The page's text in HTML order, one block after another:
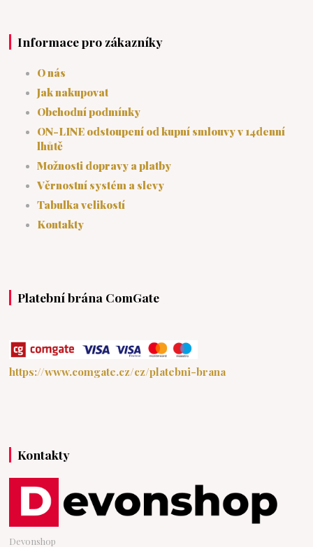
Informace pro zákazníky
O nás
Jak nakupovat
Obchodní podmínky
ON-LINE odstoupení od kupní smlouvy v 14denní
lhůtě
Možnosti dopravy a platby
Věrnostní systém a slevy
Tabulka velikostí
Kontakty
Platební brána ComGate
https://www.comgate.cz/cz/platebni-brana
Kontakty
Devonshop